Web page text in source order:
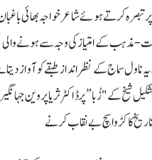
کرتے ہوئے شاعر خواجہ بھائی
مذہب کے امتیاز کی وجہ سے ہونے والی
ناول سماج کے نظر انداز طبقے کو آواز
شیخ کے "زُبا” پر ڈاکٹر ثریا پروین
کا کڑوا سچ بے نقاب کرنے